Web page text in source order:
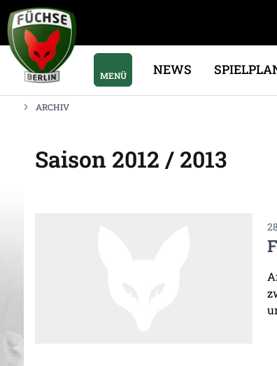
MENÜ NEWS
ARCHIV
Saison 2012 / 2013